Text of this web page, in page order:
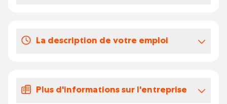
En échange de votre professionnalisme en
Salaire conforme au bareme du secteur de
la construction en fonction de votre
La description de votre emploi
de fraisage à effectuer sur les tuyaux.
Plus d'informations sur l'entreprise